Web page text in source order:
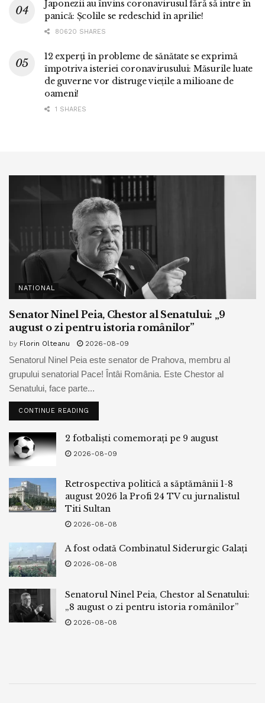
Japonezii au învins coronavirusul fără să intre în
panică: Școlile se redeschid în aprilie!
80620 SHARES
12 experți în probleme de sănătate se exprimă
împotriva isteriei coronavirusului: Măsurile luate
de guverne vor distruge viețile a milioane de
oameni!
1 SHARES
NATIONAL
Senator Ninel Peia, Chestor al Senatului: „9
august o zi pentru istoria românilor”
by Florin Olteanu 2026-08-09
Senatorul Ninel Peia este senator de Prahova, membru al
grupului senatorial Pace! Întâi România. Este Chestor al
Senatului, face parte...
CONTINUE READING
2 fotbaliști comemorați pe 9 august
2026-08-09
Retrospectiva politică a săptămânii 1-8
august 2026 la Profi 24 TV cu jurnalistul
Titi Sultan
2026-08-08
A fost odată Combinatul Siderurgic Galați
2026-08-08
Senatorul Ninel Peia, Chestor al Senatului:
„8 august o zi pentru istoria românilor”
2026-08-08